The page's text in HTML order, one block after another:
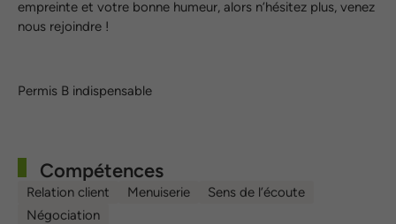
empreinte et votre bonne humeur, alors n’hésitez plus, venez
nous rejoindre !
Permis B indispensable
Compétences
Relation client Menuiserie
Sens de l’écoute
Négociation